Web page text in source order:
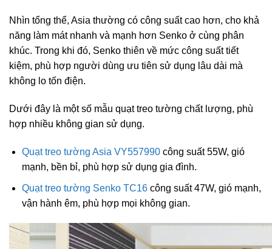
Nhìn tổng thể, Asia thường có công suất cao hơn, cho khả
năng làm mát nhanh và mạnh hơn Senko ở cùng phân
khúc. Trong khi đó, Senko thiên về mức công suất tiết
kiệm, phù hợp người dùng ưu tiên sử dụng lâu dài mà
không lo tốn điện.
Dưới đây là một số mẫu quạt treo tường chất lượng, phù
hợp nhiều không gian sử dụng.
Quạt treo tường Asia VY557990công suất 55W, gió
mạnh, bền bỉ, phù hợp sử dụng gia đình.
Quạt treo tường Senko TC16công suất 47W, gió mạnh,
vận hành êm, phù hợp mọi không gian.